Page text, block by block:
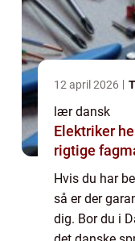
12 april 2026
lær dansk
Elektriker herlev sådan
rigtige
Hvis du har
så er der
dig. Bor du i